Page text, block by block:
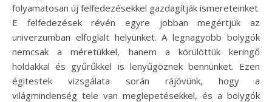
folyamatosan új felfedezésekkel gazdagítják ismereteinket.
E felfedezések révén egyre jobban megértjük az
univerzumban elfoglalt helyünket. A legnagyobb bolygók
nemcsak a méretükkel, hanem a körülöttük keringő
holdakkal és gyűrűkkel is lenyűgöznek bennünket. Ezen
égitestek vizsgálata során rájövünk, hogy a
világmindenség tele van meglepetésekkel, és a bolygók